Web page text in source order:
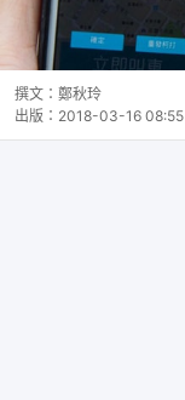
撰文： 鄭秋玲
出版： 2018-03-16 08:55